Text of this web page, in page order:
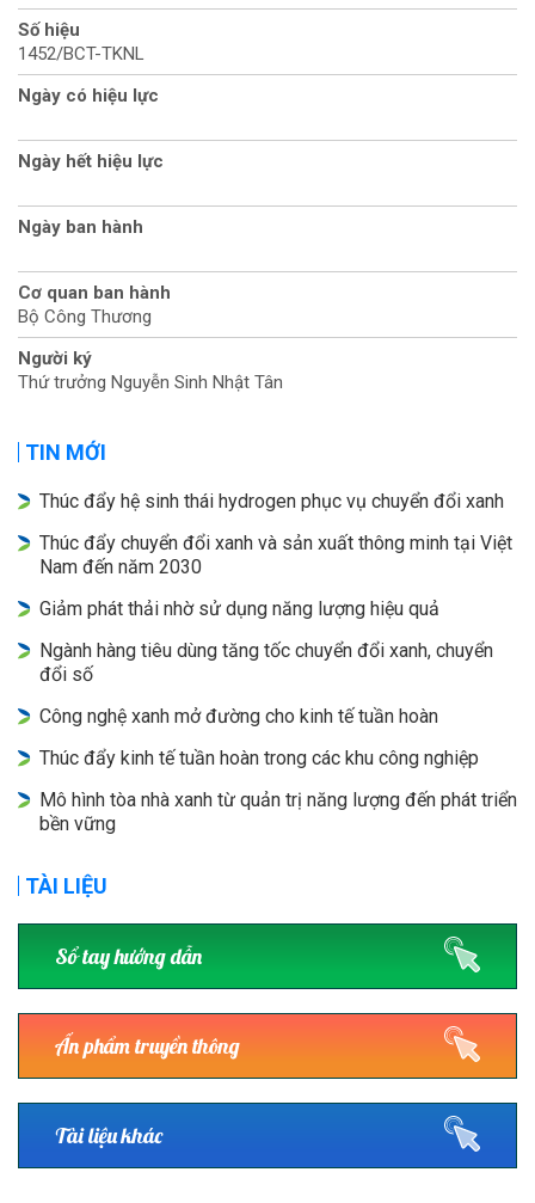
Số hiệu
1452/BCT-TKNL
Ngày có hiệu lực
Ngày hết hiệu lực
Ngày ban hành
Cơ quan ban hành
Bộ Công Thương
Người ký
Thứ trưởng Nguyễn Sinh Nhật Tân
TIN MỚI
Thúc đẩy hệ sinh thái hydrogen phục vụ chuyển đổi xanh
Thúc đẩy chuyển đổi xanh và sản xuất thông minh tại Việt
Nam đến năm 2030
Giảm phát thải nhờ sử dụng năng lượng hiệu quả
Ngành hàng tiêu dùng tăng tốc chuyển đổi xanh, chuyển
đổi số
Công nghệ xanh mở đường cho kinh tế tuần hoàn
Thúc đẩy kinh tế tuần hoàn trong các khu công nghiệp
Mô hình tòa nhà xanh từ quản trị năng lượng đến phát triển
bền vững
TÀI LIỆU
Sổ tay hướng dẫn
Ấn phẩm truyền thông
Tài liệu khác